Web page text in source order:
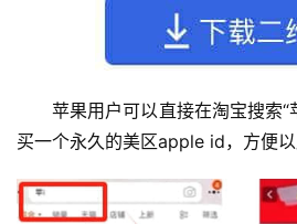
苹果用户可以直接在淘宝搜索“
买一个永久的美区apple id，方便以